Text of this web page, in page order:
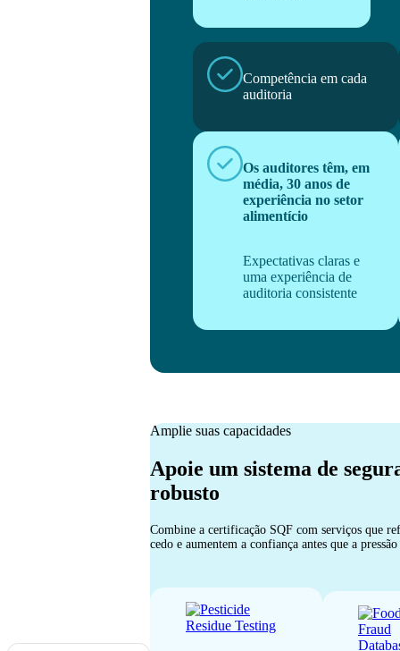
Competência em cada
auditoria
Os auditores têm, em
média, 30 anos de
experiência no setor
alimentício
Expectativas claras e
uma experiência de
auditoria consistente
Amplie suas capacidades
Apoie um sistema de
robusto
Combine a certificação SQF com serviços que
cedo e aumentem a confiança antes que a